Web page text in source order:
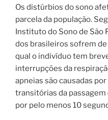
Os distúrbios do sono
parcela da população.
Instituto do Sono de São
dos brasileiros sofrem
qual o indivíduo tem
interrupções da
apneias são causadas
transitórias da passagem
por pelo menos 10